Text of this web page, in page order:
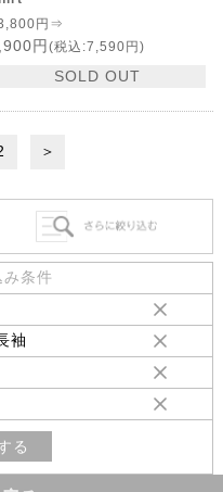
円⇒
円 (税込:7,590円)
SOLD OUT
＞
条件
袖
る